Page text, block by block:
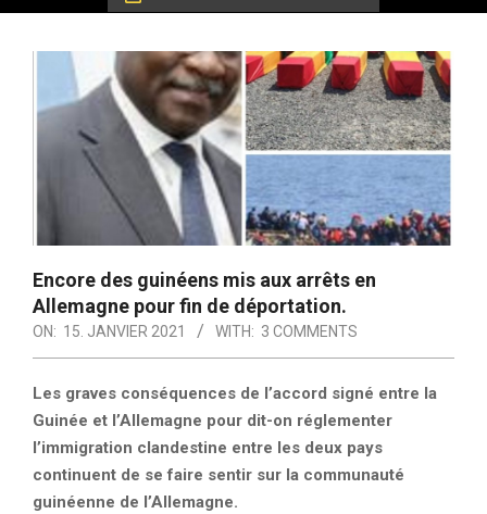
Encore des guinéens mis aux arrêts en
Allemagne pour fin de déportation.
ON: 15. JANVIER 2021 WITH: 3 COMMENTS
Les graves conséquences de l’accord signé entre la
Guinée et l’Allemagne pour dit-on réglementer
l’immigration clandestine entre les deux pays
continuent de se faire sentir sur la communauté
guinéenne de l’Allemagne.